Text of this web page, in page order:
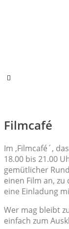
Hamburger Toggle
Filmcafé
Im ‚Filmcafé´,
18.00 bis 21.00
gemütlicher
einen Film an,
eine Einladung
Wer mag bleibt
einfach zum